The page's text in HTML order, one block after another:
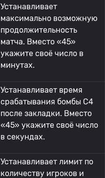
Устанавливает
максимально возможную
продолжительность
матча. Вместо «45»
укажите своё число в
минутах.
Устанавливает время
срабатывания бомбы C4
после закладки. Вместо
«45» укажите своё число
в секундах.
Устанавливает лимит по
количеству игроков и